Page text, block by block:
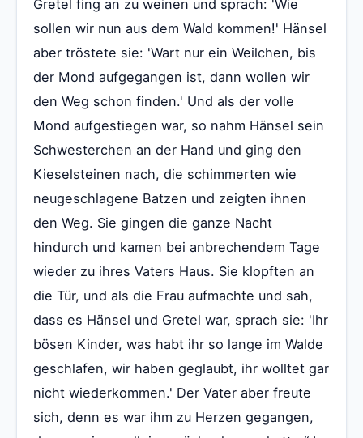
Gretel fing an zu weinen und sprach: 'Wie
sollen wir nun aus dem Wald kommen!' Hänsel
aber tröstete sie: 'Wart nur ein Weilchen, bis
der Mond aufgegangen ist, dann wollen wir
den Weg schon finden.' Und als der volle
Mond aufgestiegen war, so nahm Hänsel sein
Schwesterchen an der Hand und ging den
Kieselsteinen nach, die schimmerten wie
neugeschlagene Batzen und zeigten ihnen
den Weg. Sie gingen die ganze Nacht
hindurch und kamen bei anbrechendem Tage
wieder zu ihres Vaters Haus. Sie klopften an
die Tür, und als die Frau aufmachte und sah,
dass es Hänsel und Gretel war, sprach sie: 'Ihr
bösen Kinder, was habt ihr so lange im Walde
geschlafen, wir haben geglaubt, ihr wolltet gar
nicht wiederkommen.' Der Vater aber freute
sich, denn es war ihm zu Herzen gegangen,